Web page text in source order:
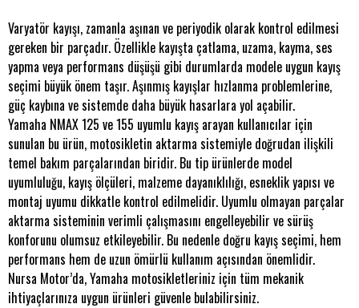
Varyatör kayışı, zamanla aşınan ve periyodik olarak kontrol edilmesi
gereken bir parçadır. Özellikle kayışta çatlama, uzama, kayma, ses
yapma veya performans düşüşü gibi durumlarda modele uygun kayış
seçimi büyük önem taşır. Aşınmış kayışlar hızlanma problemlerine,
güç kaybına ve sistemde daha büyük hasarlara yol açabilir.
Yamaha NMAX 125 ve 155 uyumlu kayış arayan kullanıcılar için
sunulan bu ürün, motosikletin aktarma sistemiyle doğrudan ilişkili
temel bakım parçalarından biridir. Bu tip ürünlerde model
uyumluluğu, kayış ölçüleri, malzeme dayanıklılığı, esneklik yapısı ve
montaj uyumu dikkatle kontrol edilmelidir. Uyumlu olmayan parçalar
aktarma sisteminin verimli çalışmasını engelleyebilir ve sürüş
konforunu olumsuz etkileyebilir. Bu nedenle doğru kayış seçimi, hem
performans hem de uzun ömürlü kullanım açısından önemlidir.
Nursa Motor’da, Yamaha motosikletleriniz için tüm mekanik
ihtiyaçlarınıza uygun ürünleri güvenle bulabilirsiniz.